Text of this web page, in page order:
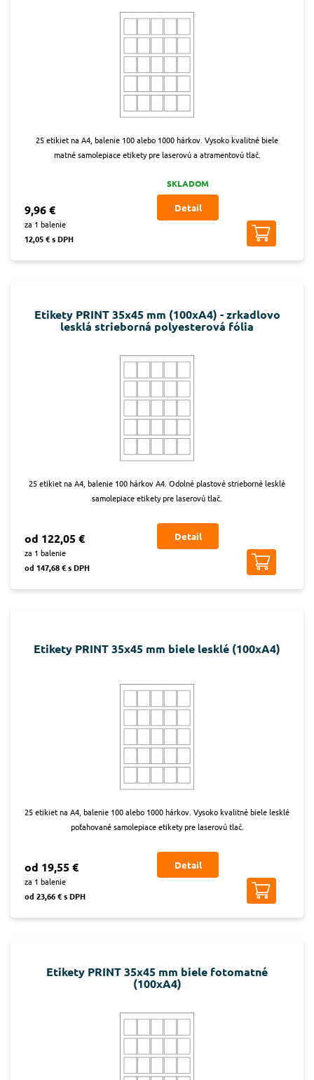
25 etikiet na A4, balenie 100 alebo 1000 hárkov. Vysoko kvalitné biele
matné samolepiace etikety pre laserovú a atramentovú tlač.
9,96 €
za 1 balenie
12,05 € s DPH
SKLADOM
Detail
Etikety PRINT 35x45 mm (100xA4) - zrkadlovo
lesklá strieborná polyesterová fólia
25 etikiet na A4, balenie 100 hárkov A4. Odolné plastové strieborné lesklé
samolepiace etikety pre laserovú tlač.
od 122,05 €
za 1 balenie
od 147,68 € s DPH
Detail
Etikety PRINT 35x45 mm biele lesklé (100xA4)
25 etikiet na A4, balenie 100 alebo 1000 hárkov. Vysoko kvalitné biele lesklé
poťahované samolepiace etikety pre laserovú tlač.
od 19,55 €
za 1 balenie
od 23,66 € s DPH
Detail
Etikety PRINT 35x45 mm biele fotomatné
(100xA4)